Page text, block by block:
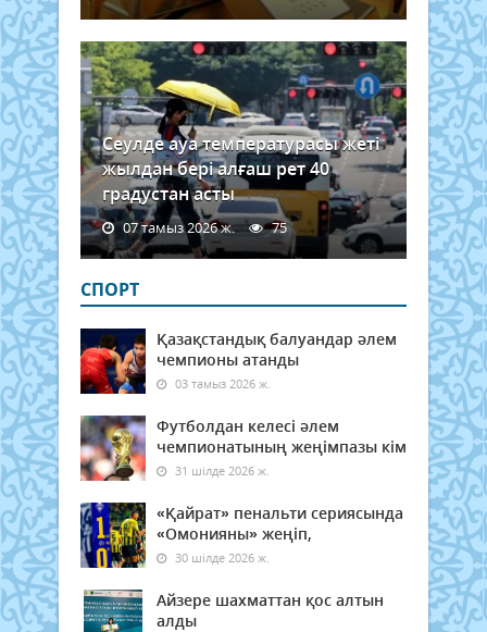
ақ...
Сеулде ауа температурасы жеті
жылдан бері алғаш рет 40
градустан асты
07 тамыз 2026 ж. 75
СПОРТ
Қазақстандық балуандар әлем
чемпионы атанды
03 тамыз 2026 ж.
Футболдан келесі әлем
чемпионатының жеңімпазы кім
31 шілде 2026 ж.
«Қайрат» пенальти сериясында
«Омонияны» жеңіп,
30 шілде 2026 ж.
Айзере шахматтан қос алтын
алды